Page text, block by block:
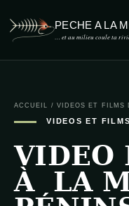
PECHE A LA
… et au milieu coule ta
ACCUEIL / VIDEOS ET FILMS
VIDEOS ET
VIDEO
À LA